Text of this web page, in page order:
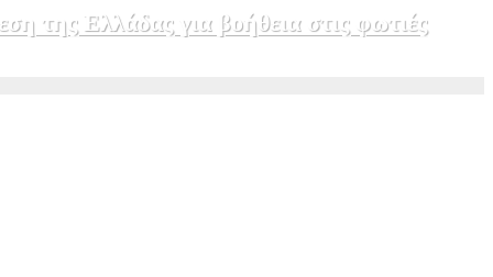
της Ελλάδας για βοήθεια στις φωτιές